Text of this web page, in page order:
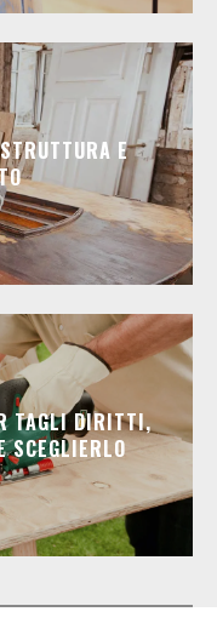
E
TAGLI DIRITTI,
SCEGLIERLO